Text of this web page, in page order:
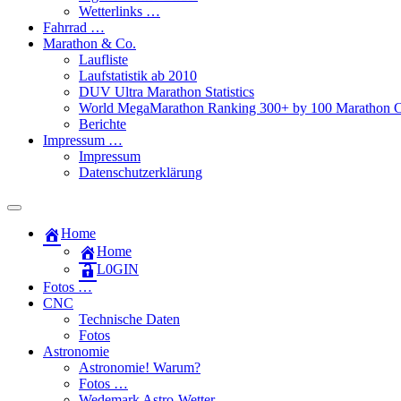
Wetterlinks …
Fahrrad …
Marathon & Co.
Laufliste
Laufstatistik ab 2010
DUV Ultra Marathon Statistics
World MegaMarathon Ranking 300+ by 100 Marathon
Berichte
Impressum …
Impressum
Datenschutzerklärung
Toggle
field
Home
Home
L​0​​GIN
Fotos …
CNC
Technische Daten
Fotos
Astronomie
Astronomie! Warum?
Fotos …